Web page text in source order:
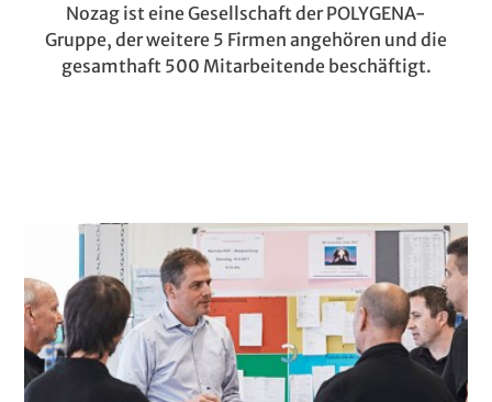
Nozag ist eine Gesellschaft der POLYGENA-
Gruppe, der weitere 5 Firmen angehören und die
gesamthaft 500 Mitarbeitende beschäftigt.